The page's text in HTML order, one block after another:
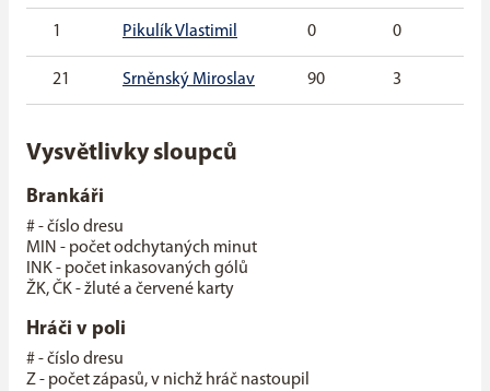
1 Pikulík Vlastimil 0 0
21 Srněnský Miroslav 90 3
Vysvětlivky sloupců
Brankáři
# - číslo dresu
MIN - počet odchytaných minut
INK - počet inkasovaných gólů
ŽK, ČK - žluté a červené karty
Hráči v poli
# - číslo dresu
Z - počet zápasů, v nichž hráč nastoupil